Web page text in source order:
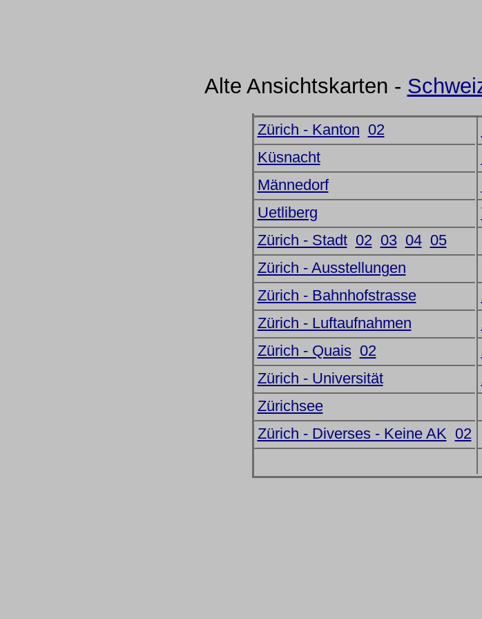
Alte Ansichtskarten -
Zürich - Kanton 02
Küsnacht
Männedorf
Uetliberg
Zürich - Stadt 02 03 04 05
Zürich - Ausstellungen
Zürich - Bahnhofstrasse
Zürich - Luftaufnahmen
Zürich - Quais 02
Zürich - Universität
Zürichsee
Zürich - Diverses - Keine AK 02